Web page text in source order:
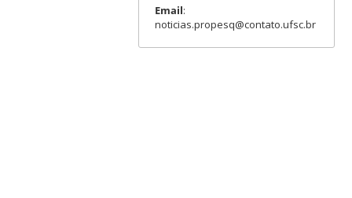
Email:
noticias.propesq@contato.ufsc.br